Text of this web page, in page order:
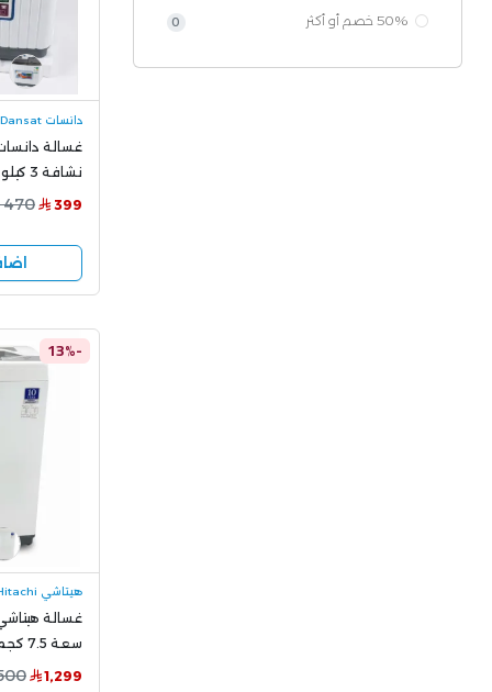
50% خصم أو أكثر 0
دانسات Dansat
نشافة 3 كيلو موديل DAN5TW
399
470
-13%
هيتاشي Hitachi
غسالة
سعة 7.5 كجم أبيض SF-H75XFR
1,299